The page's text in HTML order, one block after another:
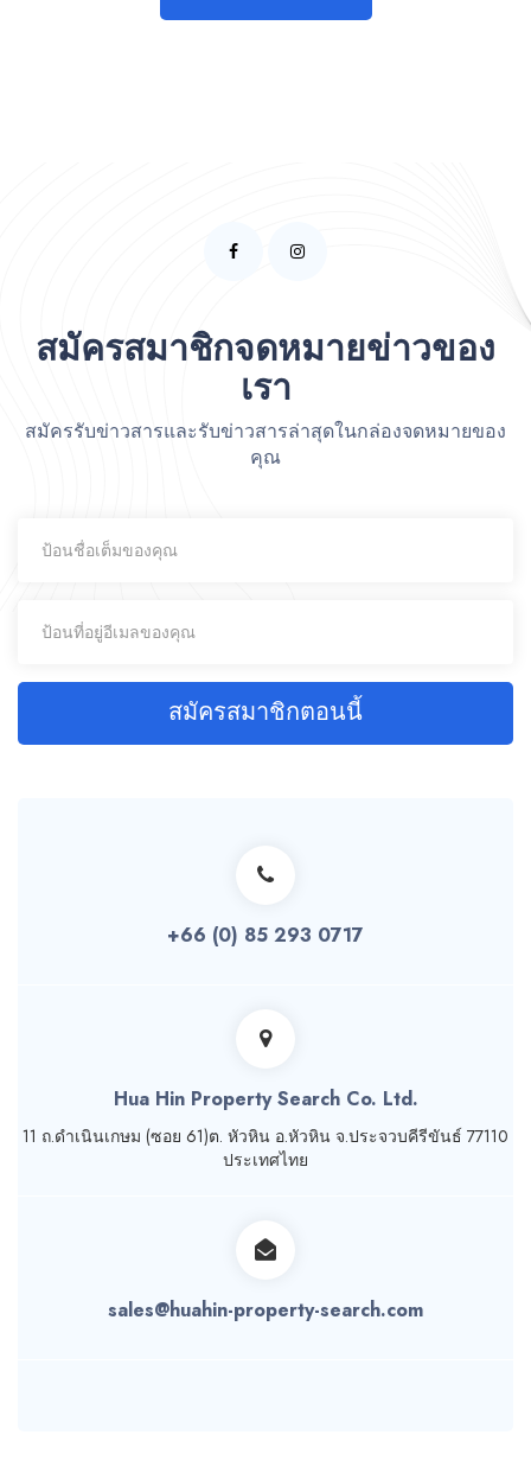
สมัครสมาชิกจดหมายข่าวของ
เรา
สมัครรับข่าวสารและรับข่าวสารล่าสุดในกล่องจดหมายของ
คุณ
สมัครสมาชิกตอนนี้
+66 (0) 85 293 0717
Hua Hin Property Search Co. Ltd.
11 ถ.ดำเนินเกษม (ซอย 61)ต. หัวหิน อ.หัวหิน จ.ประจวบคีรีขันธ์ 77110
ประเทศไทย
sales@huahin-property-search.com